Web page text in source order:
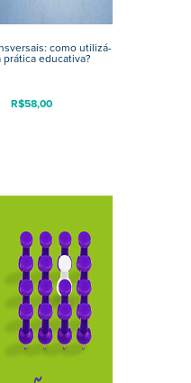
como utilizá-
prática educativa?
R$58,00